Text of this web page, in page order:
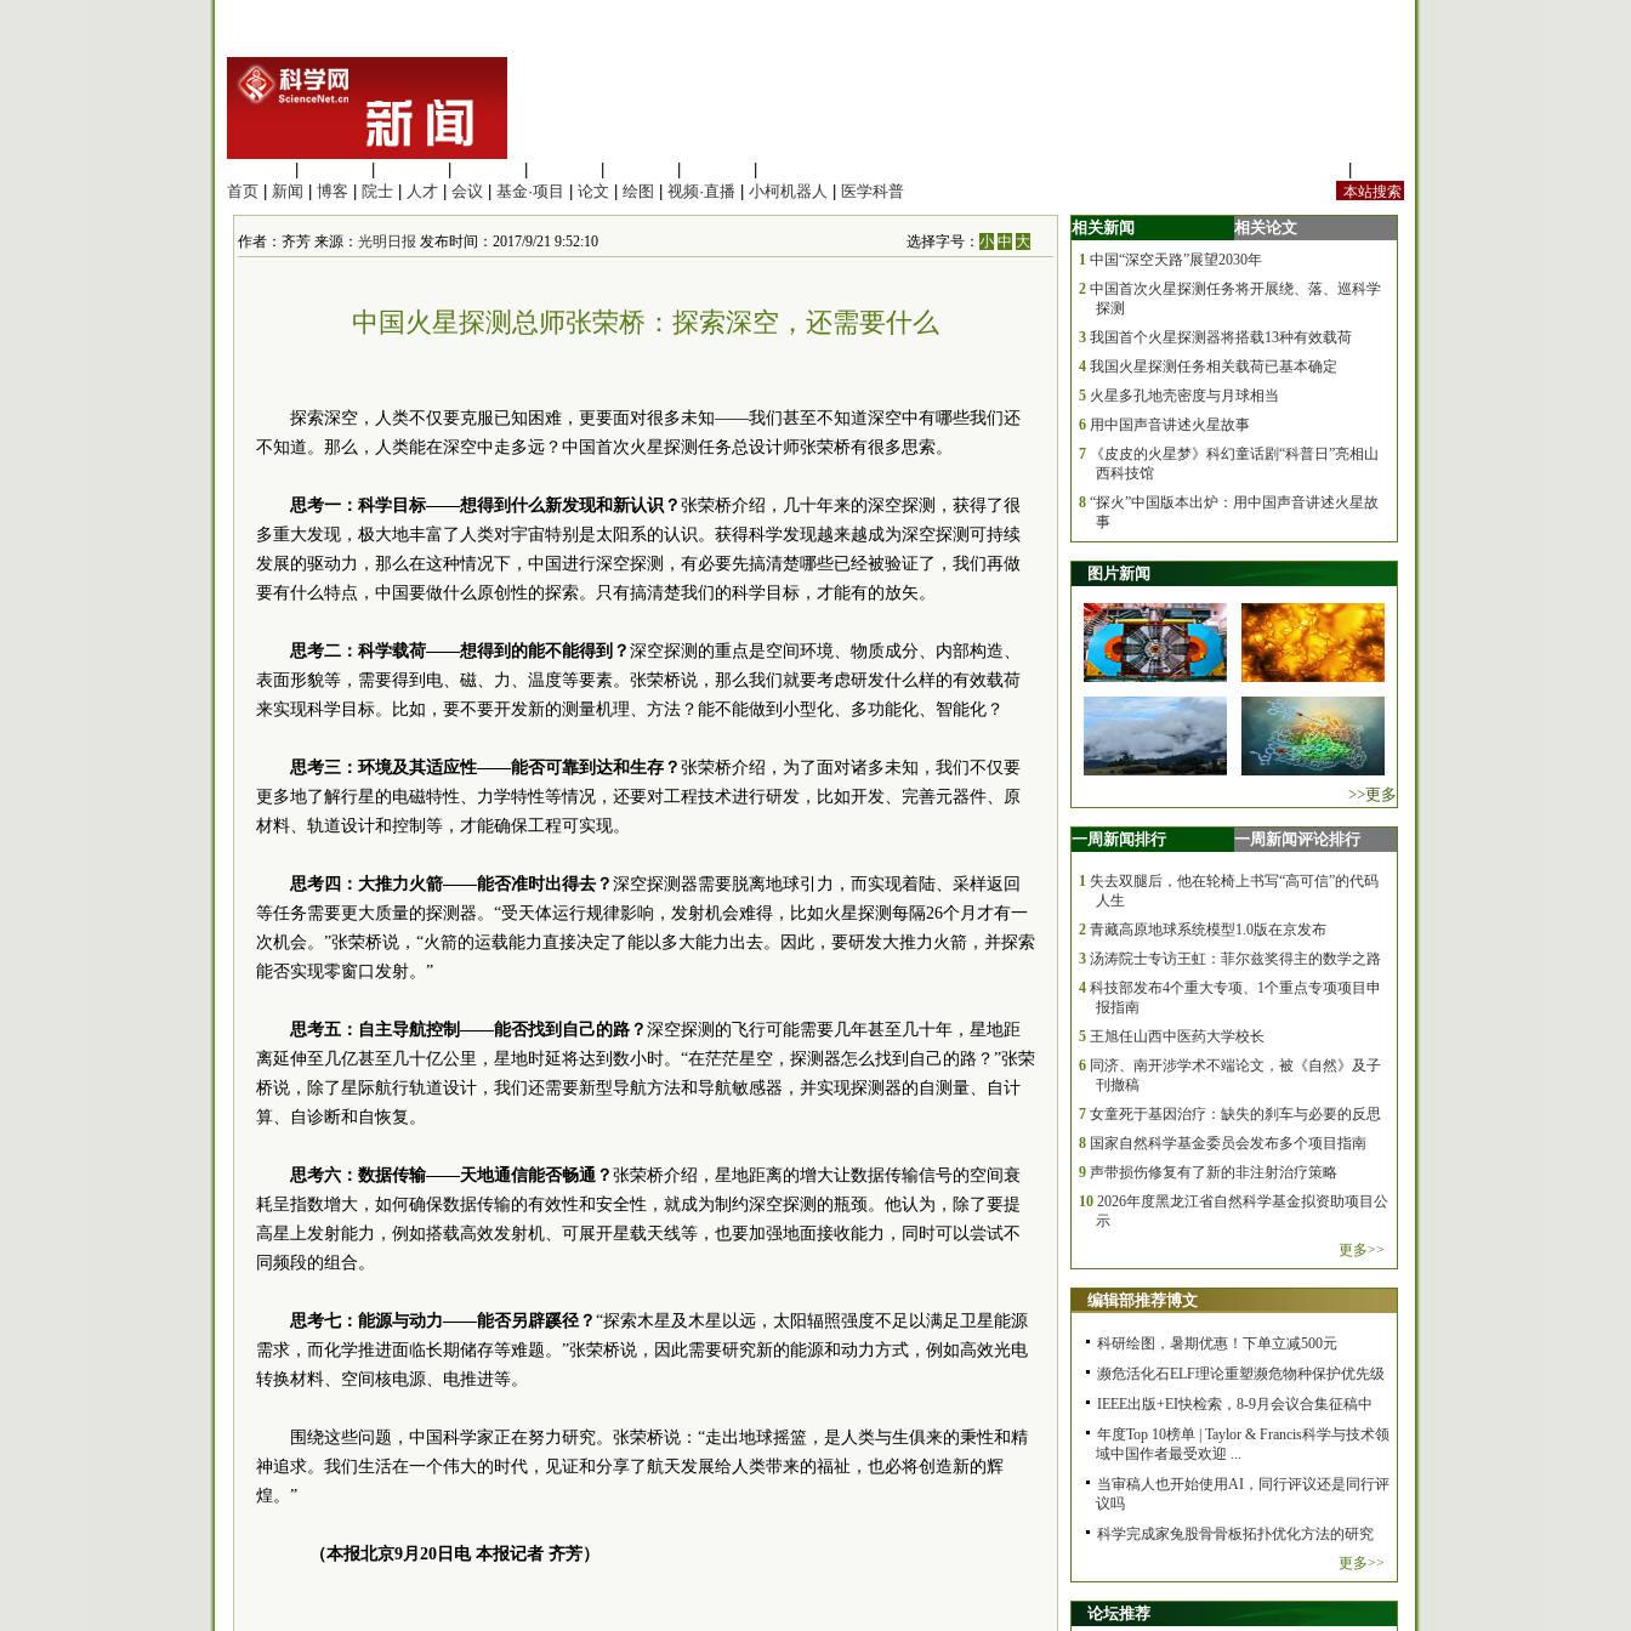
首页
新闻 博客 院士 人才 会议 基金·项目 论文 绘图 视频·直播 小柯机器人 医学科普
作者：齐芳 来源： 光明日报 发布时间：2017/9/21 9:52:10 选择字号：小 中 大
中国火星探测总师张荣桥：探索深空，还需要什么
探索深空，人类不仅要克服已知困难，更要面对很多未知——我们甚至不知道深空中有哪些我们还
不知道。那么，人类能在深空中走多远？中国首次火星探测任务总设计师张荣桥有很多思索。
思考一：科学目标——想得到什么新发现和新认识？ 张荣桥介绍，几十年来的深空探测，获得了很
多重大发现，极大地丰富了人类对宇宙特别是太阳系的认识。获得科学发现越来越成为深空探测可持续
发展的驱动力，那么在这种情况下，中国进行深空探测，有必要先搞清楚哪些已经被验证了，我们再做
要有什么特点，中国要做什么原创性的探索。只有搞清楚我们的科学目标，才能有的放矢。
思考二：科学载荷——想得到的能不能得到？ 深空探测的重点是空间环境、物质成分、内部构造、
表面形貌等，需要得到电、磁、力、温度等要素。张荣桥说，那么我们就要考虑研发什么样的有效载荷
来实现科学目标。比如，要不要开发新的测量机理、方法？能不能做到小型化、多功能化、智能化？
思考三：环境及其适应性——能否可靠到达和生存？ 张荣桥介绍，为了面对诸多未知，我们不仅要
更多地了解行星的电磁特性、力学特性等情况，还要对工程技术进行研发，比如开发、完善元器件、原
材料、轨道设计和控制等，才能确保工程可实现。
思考四：大推力火箭——能否准时出得去？ 深空探测器需要脱离地球引力，而实现着陆、采样返回
等任务需要更大质量的探测器。“受天体运行规律影响，发射机会难得，比如火星探测每隔26个月才有一
次机会。”张荣桥说，“火箭的运载能力直接决定了能以多大能力出去。因此，要研发大推力火箭，并探索
能否实现零窗口发射。”
思考五：自主导航控制——能否找到自己的路？ 深空探测的飞行可能需要几年甚至几十年，星地距
离延伸至几亿甚至几十亿公里，星地时延将达到数小时。“在茫茫星空，探测器怎么找到自己的路？”张荣
桥说，除了星际航行轨道设计，我们还需要新型导航方法和导航敏感器，并实现探测器的自测量、自计
算、自诊断和自恢复。
思考六：数据传输——天地通信能否畅通？ 张荣桥介绍，星地距离的增大让数据传输信号的空间衰
耗呈指数增大，如何确保数据传输的有效性和安全性，就成为制约深空探测的瓶颈。他认为，除了要提
高星上发射能力，例如搭载高效发射机、可展开星载天线等，也要加强地面接收能力，同时可以尝试不
同频段的组合。
思考七：能源与动力——能否另辟蹊径？ “探索木星及木星以远，太阳辐照强度不足以满足卫星能源
需求，而化学推进面临长期储存等难题。”张荣桥说，因此需要研究新的能源和动力方式，例如高效光电
转换材料、空间核电源、电推进等。
围绕这些问题，中国科学家正在努力研究。张荣桥说：“走出地球摇篮，是人类与生俱来的秉性和精
神追求。我们生活在一个伟大的时代，见证和分享了航天发展给人类带来的福祉，也必将创造新的辉
煌。”
（本报北京9月20日电 本报记者 齐芳）
相关新闻 相关论文
1 中国“深空天路”展望2030年
2 中国首次火星探测任务将开展绕、落、巡科学
探测
3 我国首个火星探测器将搭载13种有效载荷
4 我国火星探测任务相关载荷已基本确定
5 火星多孔地壳密度与月球相当
6 用中国声音讲述火星故事
7
《皮皮的火星梦》科幻童话剧“科普日”亮相山
西科技馆
8 “探火”中国版本出炉：用中国声音讲述火星故
事
图片新闻
>>更多
一周新闻排行 一周新闻评论排行
1 失去双腿后，他在轮椅上书写“高可信”的代码
人生
2 青藏高原地球系统模型1.0版在京发布
3 汤涛院士专访王虹：菲尔兹奖得主的数学之路
4 科技部发布4个重大专项、1个重点专项项目申
报指南
5 王旭任山西中医药大学校长
6 同济、南开涉学术不端论文，被《自然》及子
刊撤稿
7 女童死于基因治疗：缺失的刹车与必要的反思
8 国家自然科学基金委员会发布多个项目指南
9 声带损伤修复有了新的非注射治疗策略
10 2026年度黑龙江省自然科学基金拟资助项目公
示
更多>>
编辑部推荐博文
科研绘图，暑期优惠！下单立减500元
濒危活化石ELF理论重塑濒危物种保护优先级
IEEE出版+EI快检索，8-9月会议合集征稿中
年度Top 10榜单 | Taylor & Francis科学与技术领
域中国作者最受欢迎 ...
当审稿人也开始使用AI，同行评议还是同行评
议吗
科学完成家兔股骨骨板拓扑优化方法的研究
更多>>
论坛推荐